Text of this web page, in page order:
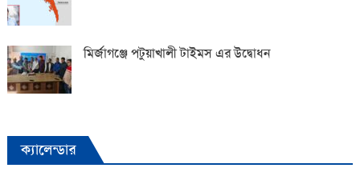
মির্জাগঞ্জে পটুয়াখালী টাইমস এর উদ্বোধন
ক্যালেন্ডার